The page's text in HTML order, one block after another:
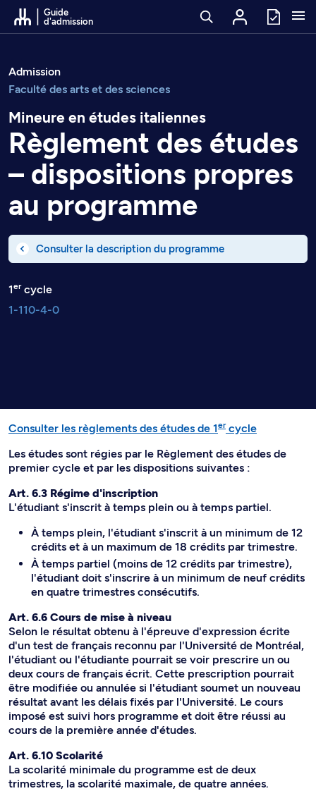
Passer au contenu
Guide
d'admission
Admission
Faculté des arts et des sciences
Mineure en études italiennes
Règlement des études
– dispositions propres
au programme
Consulter la description du programme
1ercycle
1-110-4-0
Consulter les règlements des études de 1ercycle
Les études sont régies par le Règlement des études de
premier cycle et par les dispositions suivantes :
Art. 6.3 Régime d'inscription
L'étudiant s'inscrit à temps plein ou à temps partiel.
À temps plein, l'étudiant s'inscrit à un minimum de 12
crédits et à un maximum de 18 crédits par trimestre.
À temps partiel (moins de 12 crédits par trimestre),
l'étudiant doit s'inscrire à un minimum de neuf crédits
en quatre trimestres consécutifs.
Art. 6.6 Cours de mise à niveau
Selon le résultat obtenu à l'épreuve d'expression écrite
d'un test de français reconnu par l'Université de Montréal,
l'étudiant ou l'étudiante pourrait se voir prescrire un ou
deux cours de français écrit. Cette prescription pourrait
être modifiée ou annulée si l'étudiant soumet un nouveau
résultat avant les délais fixés par l'Université. Le cours
imposé est suivi hors programme et doit être réussi au
cours de la première année d'études.
Art. 6.10 Scolarité
La scolarité minimale du programme est de deux
trimestres, la scolarité maximale, de quatre années.